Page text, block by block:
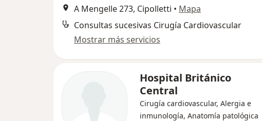
A Mengelle 273, Cipolletti • Mapa
Consultas sucesivas Cirugía Cardiovascular
Mostrar más servicios
Hospital Británico
Central
Cirugía cardiovascular, Alergia e
inmunología, Anatomía patológica